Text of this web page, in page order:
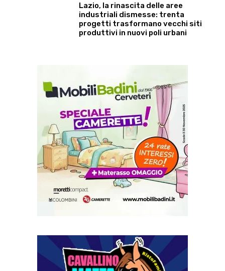
Lazio, la rinascita delle aree
industriali dismesse: trenta
progetti trasformano vecchi siti
produttivi in nuovi poli urbani